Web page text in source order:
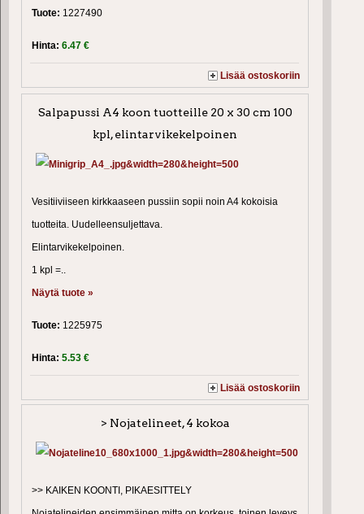
Tuote: 1227490
Hinta: 6.47 €
Lisää ostoskoriin
Salpapussi A4 koon tuotteille 20 x 30 cm 100
kpl, elintarvikekelpoinen
Vesitiiviiseen kirkkaaseen pussiin sopii noin A4 kokoisia
tuotteita. Uudelleensuljettava.
Elintarvikekelpoinen.
1 kpl =..
Näytä tuote »
Tuote: 1225975
Hinta: 5.53 €
Lisää ostoskoriin
> Nojatelineet, 4 kokoa
>> KAIKEN KOONTI, PIKAESITTELY